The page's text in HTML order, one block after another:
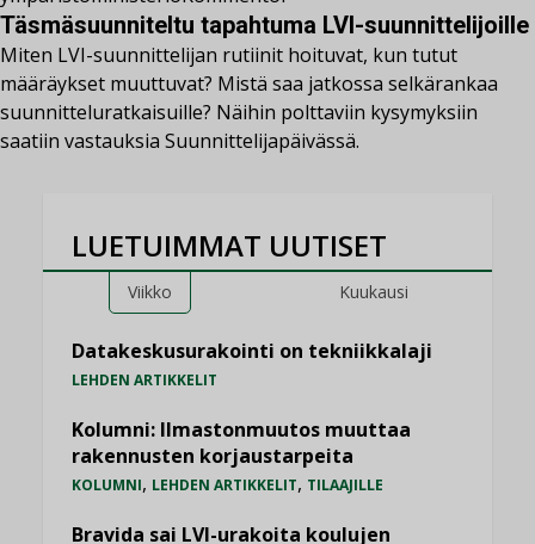
Täsmäsuunniteltu tapahtuma LVI-suunnittelijoille
Miten LVI-suunnittelijan rutiinit hoituvat, kun tutut
määräykset muuttuvat? Mistä saa jatkossa selkärankaa
suunnitteluratkaisuille? Näihin polttaviin kysymyksiin
saatiin vastauksia Suunnittelijapäivässä.
LUETUIMMAT UUTISET
Viikko Kuukausi
Datakeskusurakointi on tekniikkalaji
LEHDEN ARTIKKELIT
Kolumni: Ilmastonmuutos muuttaa
rakennusten korjaustarpeita
KOLUMNI, LEHDEN ARTIKKELIT, TILAAJILLE
Bravida sai LVI-urakoita koulujen